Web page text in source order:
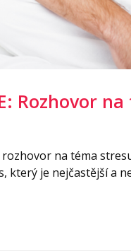
Rozhovor
rozhovor na téma
který je nejčastější a